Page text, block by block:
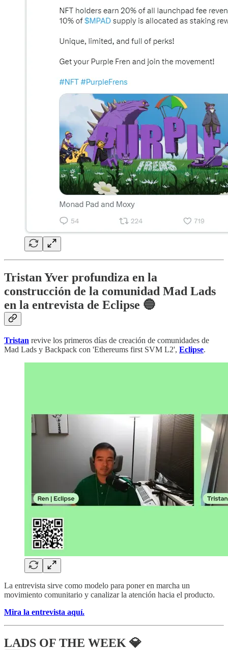
Tristan Yver profundiza en la
construcción de la comunidad Mad Lads
en la entrevista de Eclipse 🔵
Tristan revive los primeros días de creación de comunidades de
Mad Lads y Backpack con 'Ethereums first SVM L2', Eclipse.
La entrevista sirve como modelo para poner en marcha un
movimiento comunitario y canalizar la atención hacia el producto.
Mira la entrevista aquí.
LADS OF THE WEEK 💎